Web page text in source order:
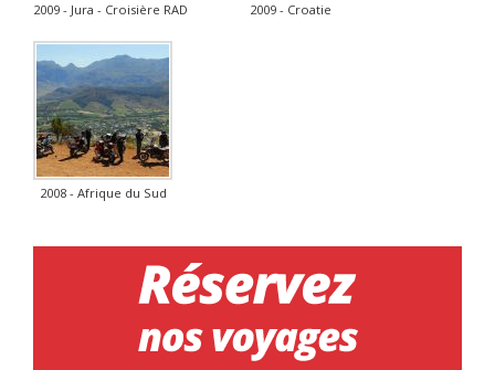
2009 - Jura - Croisière RAD 2009 - Croatie
2008 - Afrique du Sud